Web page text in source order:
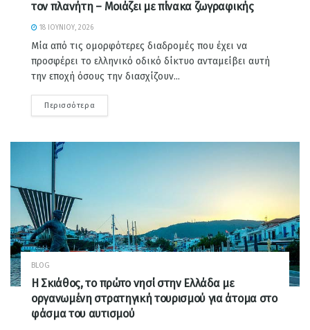
τον πλανήτη – Μοιάζει με πίνακα ζωγραφικής
18 ΙΟΥΝΊΟΥ, 2026
Μία από τις ομορφότερες διαδρομές που έχει να
προσφέρει το ελληνικό οδικό δίκτυο ανταμείβει αυτή
την εποχή όσους την διασχίζουν...
Περισσότερα
BLOG
Η Σκιάθος, το πρώτο νησί στην Ελλάδα με
οργανωμένη στρατηγική τουρισμού για άτομα στο
φάσμα του αυτισμού